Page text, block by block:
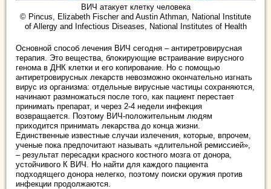
ВИЧ атакует клетку человека
© Pincus, Elizabeth Fischer and Austin Athman, National Institute
of Allergy and Infectious Diseases, National Institutes of Health
Основной способ лечения ВИЧ сегодня – антиретровирусная
терапия. Это вещества, блокирующие встраивание вирусного
генома в ДНК клетки и его копирование. Но с помощью
антиретровирусных лекарств невозможно окончательно изгнать
вирус из организма: отдельные вирусные частицы сохраняются,
начинают размножаться после того, как пациент перестает
принимать препарат, и через 2-4 недели инфекция
возвращается. Поэтому ВИЧ-положительным людям
приходится принимать лекарства до конца жизни.
Единственные известные случаи излечения, которые, впрочем,
ученые пока предпочитают называть «длительной ремиссией»,
– результат пересадки красного костного мозга от донора,
устойчивого К ВИЧ. Но найти для каждого пациента
подходящего донора нелегко, поэтому поиски оружия против
инфекции продолжаются.